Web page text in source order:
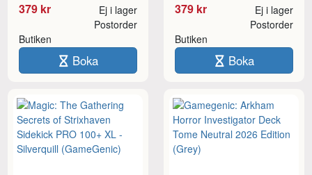
379 kr Ej i lager
Butiken
Postorder
Boka
379 kr Ej i lager
Butiken
Postorder
Boka